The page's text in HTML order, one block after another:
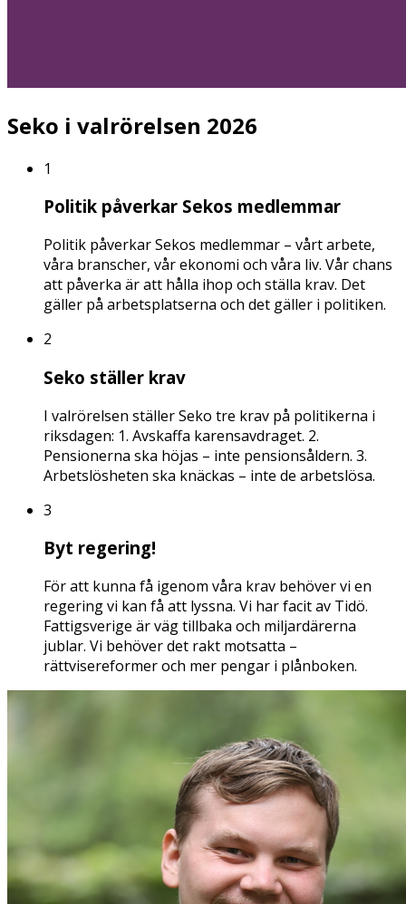
Seko i valrörelsen 2026
1
Politik påverkar Sekos medlemmar
Politik påverkar Sekos medlemmar – vårt arbete,
våra branscher, vår ekonomi och våra liv. Vår chans
att påverka är att hålla ihop och ställa krav. Det
gäller på arbetsplatserna och det gäller i politiken.
2
Seko ställer krav
I valrörelsen ställer Seko tre krav på politikerna i
riksdagen: 1. Avskaffa karensavdraget. 2.
Pensionerna ska höjas – inte pensionsåldern. 3.
Arbetslösheten ska knäckas – inte de arbetslösa.
3
Byt regering!
För att kunna få igenom våra krav behöver vi en
regering vi kan få att lyssna. Vi har facit av Tidö.
Fattigsverige är väg tillbaka och miljardärerna
jublar. Vi behöver det rakt motsatta –
rättvisereformer och mer pengar i plånboken.